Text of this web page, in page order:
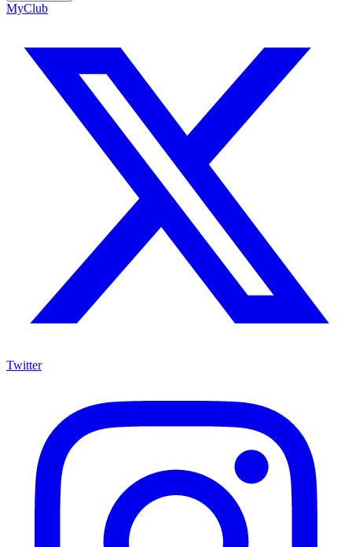
MyClub
Twitter